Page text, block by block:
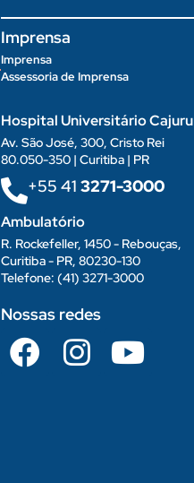
Imprensa
Imprensa
Assessoria de Imprensa
Hospital Universitário Cajuru
Av. São José, 300, Cristo Rei
80.050-350 | Curitiba | PR
+55 41 3271-3000
Ambulatório
R. Rockefeller, 1450 - Rebouças,
Curitiba - PR, 80230-130
Telefone: (41) 3271-3000
Nossas redes